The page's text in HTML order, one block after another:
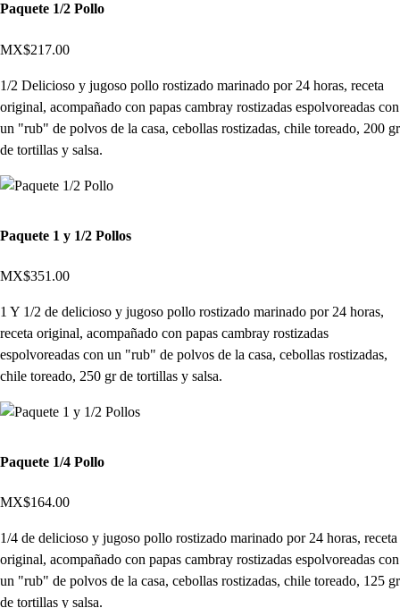
Paquete 1/2 Pollo
MX$217.00
1/2 Delicioso y jugoso pollo rostizado marinado por 24 horas, receta
original, acompañado con papas cambray rostizadas espolvoreadas con
un "rub" de polvos de la casa, cebollas rostizadas, chile toreado, 200 gr
de tortillas y salsa.
Paquete 1 y 1/2 Pollos
MX$351.00
1 Y 1/2 de delicioso y jugoso pollo rostizado marinado por 24 horas,
receta original, acompañado con papas cambray rostizadas
espolvoreadas con un "rub" de polvos de la casa, cebollas rostizadas,
chile toreado, 250 gr de tortillas y salsa.
Paquete 1/4 Pollo
MX$164.00
1/4 de delicioso y jugoso pollo rostizado marinado por 24 horas, receta
original, acompañado con papas cambray rostizadas espolvoreadas con
un "rub" de polvos de la casa, cebollas rostizadas, chile toreado, 125 gr
de tortillas y salsa.